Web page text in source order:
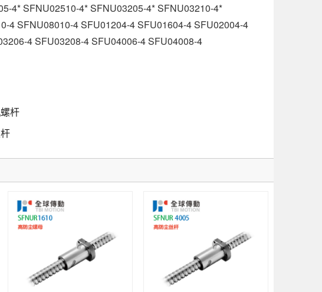
4* SFNU02510-4* SFNU03205-4* SFNU03210-4*
4 SFNU08010-4 SFU01204-4 SFU01604-4 SFU02004-4
4 SFU03208-4 SFU04006-4 SFU04008-4
杆